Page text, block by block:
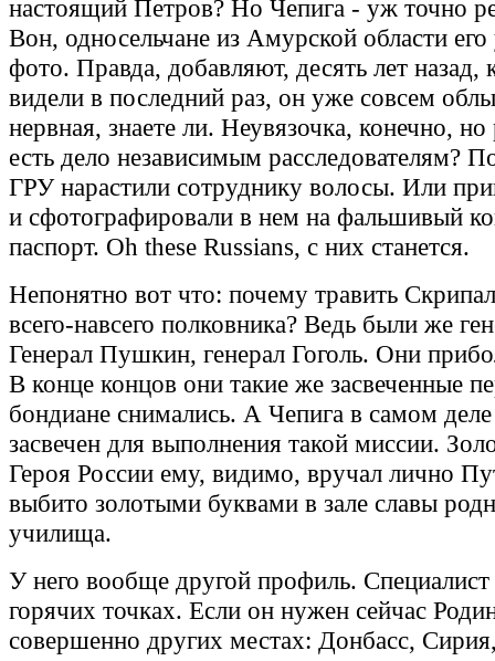
настоящий Петров? Но Чепига - уж точно
Вон, односельчане из Амурской области
фото. Правда, добавляют, десять лет назад,
видели в последний раз, он уже совсем
нервная, знаете ли. Неувязочка, конечно, но
есть дело независимым расследователям?
ГРУ нарастили сотруднику волосы. Или
и сфотографировали в нем на фальшивый
паспорт. Oh these Russians, с них станется.
Непонятно вот что: почему травить
всего-навсего полковника? Ведь были же
Генерал Пушкин, генерал Гоголь. Они
В конце концов они такие же засвеченные
бондиане снимались. А Чепига в самом
засвечен для выполнения такой миссии.
Героя России ему, видимо, вручал лично
выбито золотыми буквами в зале славы
училища.
У него вообще другой профиль. Специалист
горячих точках. Если он нужен сейчас
совершенно других местах: Донбасс,